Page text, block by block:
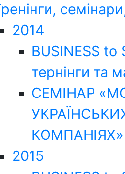
2014
BUSINESS to
тернінги та
СЕМІНАР
КОМПАНІЯХ»
2015